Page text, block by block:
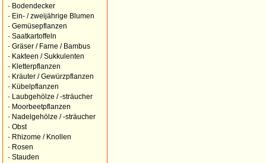
- Bodendecker
- Ein- / zweijährige Blumen
- Gemüsepflanzen
- Saatkartoffeln
- Gräser / Farne / Bambus
- Kakteen / Sukkulenten
- Kletterpflanzen
- Kräuter / Gewürzpflanzen
- Kübelpflanzen
-
Laubgehölze / -sträucher
- Moorbeetpflanzen
- Nadelgehölze / -sträucher
- Obst
- Rhizome / Knollen
- Rosen
- Stauden